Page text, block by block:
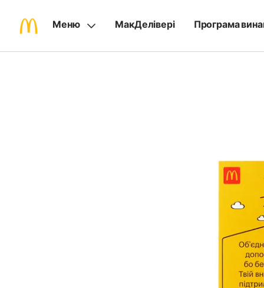
Меню МакДелівері Програма